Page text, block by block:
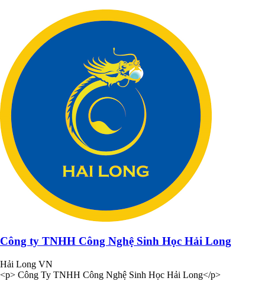
Công ty TNHH Công Nghệ Sinh Học Hải Long
Hải Long VN
<p> Công Ty TNHH Công Nghệ Sinh Học Hải Long</p>